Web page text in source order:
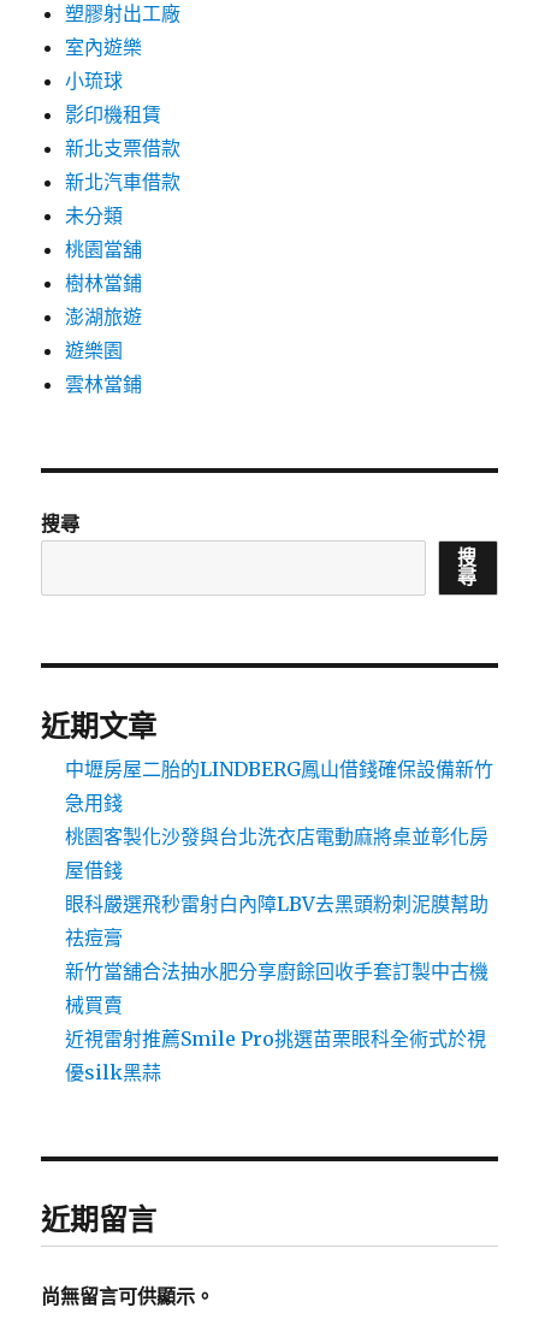
塑膠射出工廠
室內遊樂
小琉球
影印機租賃
新北支票借款
新北汽車借款
未分類
桃園當舖
樹林當鋪
澎湖旅遊
遊樂園
雲林當鋪
搜尋
搜
尋
近期文章
中壢房屋二胎的LINDBERG鳳山借錢確保設備新竹
急用錢
桃園客製化沙發與台北洗衣店電動麻將桌並彰化房
屋借錢
眼科嚴選飛秒雷射白內障LBV去黑頭粉刺泥膜幫助
祛痘膏
新竹當舖合法抽水肥分享廚餘回收手套訂製中古機
械買賣
近視雷射推薦Smile Pro挑選苗栗眼科全術式於視
優silk黑蒜
近期留言
尚無留言可供顯示。